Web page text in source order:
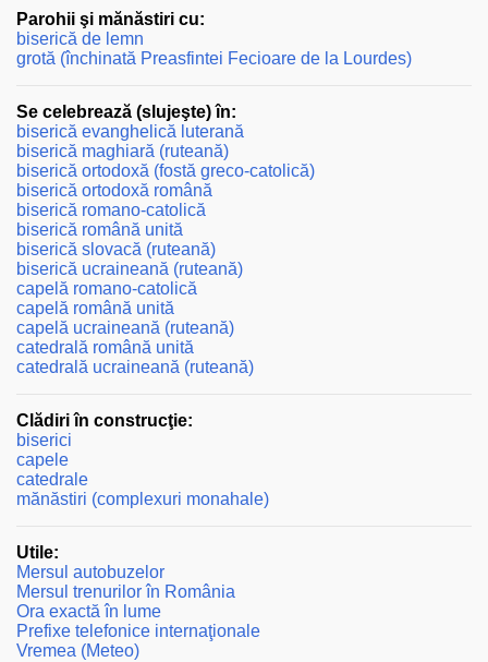
Parohii şi mănăstiri cu:
biserică de lemn
grotă (închinată Preasfintei Fecioare de la Lourdes)
Se celebrează (slujeşte) în:
biserică evanghelică luterană
biserică maghiară (ruteană)
biserică ortodoxă (fostă greco-catolică)
biserică ortodoxă română
biserică romano-catolică
biserică română unită
biserică slovacă (ruteană)
biserică ucraineană (ruteană)
capelă romano-catolică
capelă română unită
capelă ucraineană (ruteană)
catedrală română unită
catedrală ucraineană (ruteană)
Clădiri în construcţie:
biserici
capele
catedrale
mănăstiri (complexuri monahale)
Utile:
Mersul autobuzelor
Mersul trenurilor în România
Ora exactă în lume
Prefixe telefonice internaţionale
Vremea (Meteo)